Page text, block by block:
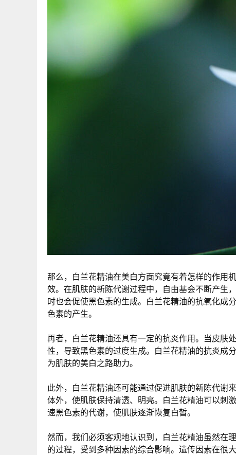
那么，白兰花精油在美白方面究竟有着怎样的作用
效。在肌肤的新陈代谢过程中，自由基会不断产生
时也会促使黑色素的生成。白兰花精油的抗氧化成
色素的产生。
再者，白兰花精油还具有一定的抗炎作用。当皮肤
性，导致黑色素的过度生成。白兰花精油的抗炎成
为肌肤的美白之路助力。
此外，白兰花精油还可能通过促进肌肤的新陈代谢
体外，使肌肤保持清透、明亮。白兰花精油可以刺
速黑色素的代谢，使肌肤逐渐恢复白皙。
然而，我们必须客观地认识到，白兰花精油虽然在
的过程，受到多种因素的综合影响。遗传因素在很